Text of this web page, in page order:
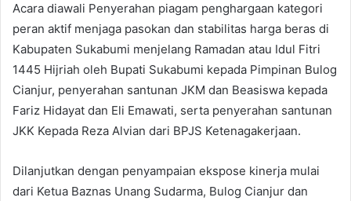
Acara diawali Penyerahan piagam penghargaan kategori
peran aktif menjaga pasokan dan stabilitas harga beras di
Kabupaten Sukabumi menjelang Ramadan atau Idul Fitri
1445 Hijriah oleh Bupati Sukabumi kepada Pimpinan Bulog
Cianjur, penyerahan santunan JKM dan Beasiswa kepada
Fariz Hidayat dan Eli Emawati, serta penyerahan santunan
JKK Kepada Reza Alvian dari BPJS Ketenagakerjaan.
Dilanjutkan dengan penyampaian ekspose kinerja mulai
dari Ketua Baznas Unang Sudarma, Bulog Cianjur dan